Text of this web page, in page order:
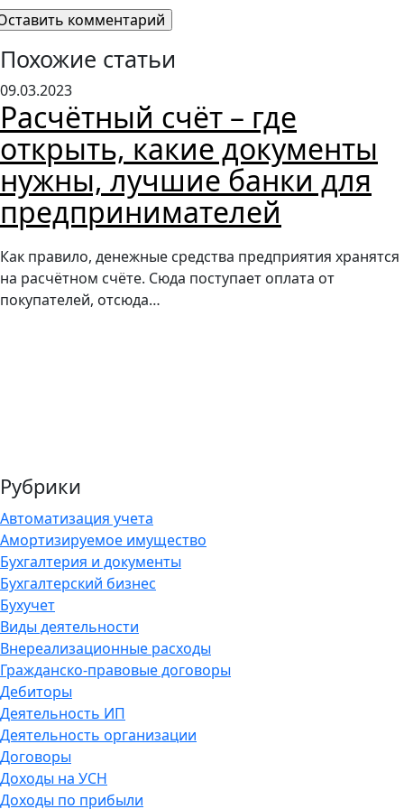
Похожие статьи
09.03.2023
Расчётный счёт – где
открыть, какие документы
нужны, лучшие банки для
предпринимателей
Как правило, денежные средства предприятия хранятся
на расчётном счёте. Сюда поступает оплата от
покупателей, отсюда…
Рубрики
Автоматизация учета
Амортизируемое имущество
Бухгалтерия и документы
Бухгалтерский бизнес
Бухучет
Виды деятельности
Внереализационные расходы
Гражданско-правовые договоры
Дебиторы
Деятельность ИП
Деятельность организации
Договоры
Доходы на УСН
Доходы по прибыли